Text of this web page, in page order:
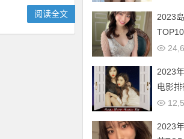
阅读全文
2023
月更
2023
电影
2023